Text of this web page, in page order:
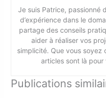
Je suis Patrice, passionné
d’expérience dans le
partage des conseils
aider à réaliser vos
simplicité. Que vous
articles sont là
Publications